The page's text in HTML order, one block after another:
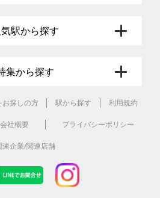
駅から探す
集から探す
探しの方 駅から探す 利用規約
会社概要 プライバシーポリシー
連企業/関連店舗